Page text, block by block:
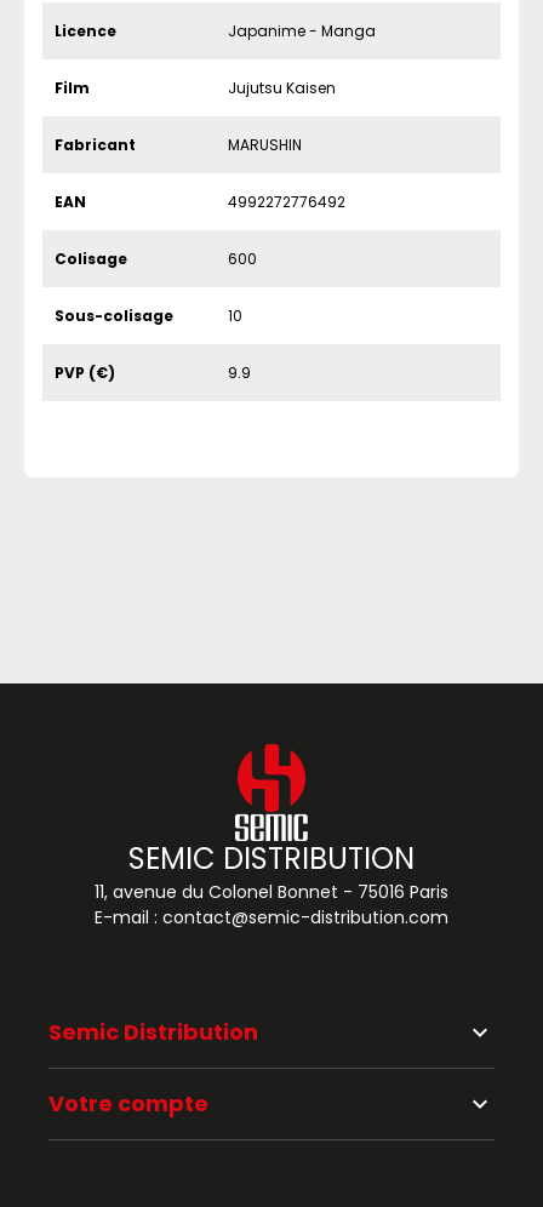
Licence Japanime - Manga
Film Jujutsu Kaisen
Fabricant MARUSHIN
EAN 4992272776492
Colisage 600
Sous-colisage 10
PVP (€) 9.9
Semic Distribution keyboard_arrow_down
Votre compte keyboard_arrow_down
SEMIC DISTRIBUTION
11, avenue du Colonel Bonnet - 75016 Paris
E-mail : contact@semic-distribution.com